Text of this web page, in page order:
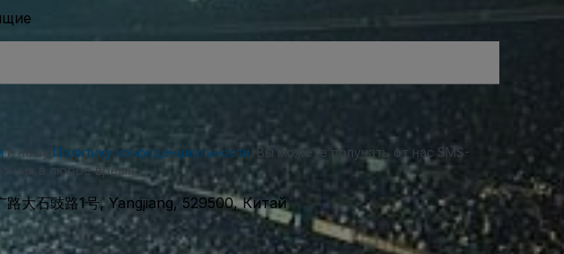
и нашу Политику конфиденциальности . Вы можете получать от нас SMS-
них в любое время.
路大石豉路1号, Yangjiang, 529500, Китай